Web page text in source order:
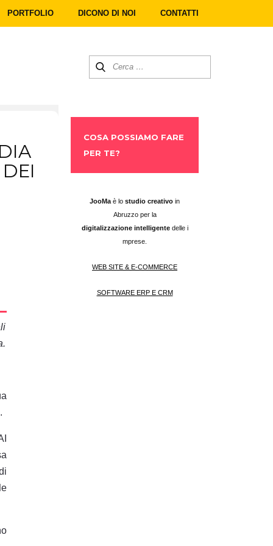
PORTFOLIO DICONO DI NOI CONTATTI
COSA POSSIAMO FARE
PER TE?
​JooMa è lo studio creativo in
Abruzzo per la
digitalizzazione intelligente delle i
mprese.
WEB SITE & E-COMMERCE
SOFTWARE ERP E CRM